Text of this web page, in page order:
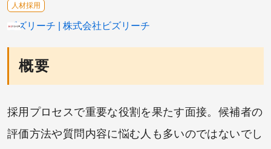
概要
採用プロセスで重要な役割を果たす面接。候補者の
評価方法や質問内容に悩む人も多いのではないでし
人材採用
ビズリーチ 株式会社ビズリーチ